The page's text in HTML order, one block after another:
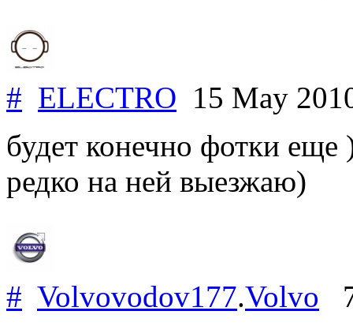
# ELECTRO 15 May
будет конечно фотки еще
редко на ней выезжаю)
# Volvovodov177.Volvo